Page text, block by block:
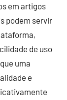
em artigos
podem servir
de uso
uma
e